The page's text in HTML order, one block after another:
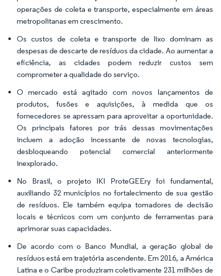
operações de coleta e transporte, especialmente em áreas
metropolitanas em crescimento.
Os custos de coleta e transporte de lixo dominam as
despesas de descarte de resíduos da cidade. Ao aumentar a
eficiência, as cidades podem reduzir custos sem
comprometer a qualidade do serviço.
O mercado está agitado com novos lançamentos de
produtos, fusões e aquisições, à medida que os
fornecedores se apressam para aproveitar a oportunidade.
Os principais fatores por trás dessas movimentações
incluem a adoção incessante de novas tecnologias,
desbloqueando potencial comercial anteriormente
inexplorado.
No Brasil, o projeto IKI ProteGEEry foi fundamental,
auxiliando 32 municípios no fortalecimento de sua gestão
de resíduos. Ele também equipa tomadores de decisão
locais e técnicos com um conjunto de ferramentas para
aprimorar suas capacidades.
De acordo com o Banco Mundial, a geração global de
resíduos está em trajetória ascendente. Em 2016, a América
Latina e o Caribe produziram coletivamente 231 milhões de